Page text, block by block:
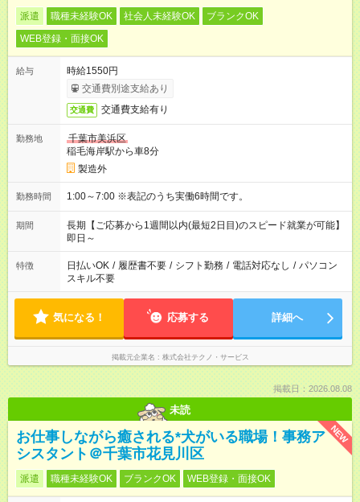
派遣 職種未経験OK 社会人未経験OK
ブランクOK
WEB登録・面接OK
給与
時給1550円
交通費別途支給あり
交通費 交通費支給有り
勤務地
千葉市美浜区
稲毛海岸駅から車8分
製造外
勤務時間 1:00～7:00 ※表記のうち実働6時間です。
期間
長期【ご応募から1週間以内(最短2日目)のスピード就業が可能】
即日～
特徴 日払いOK / 履歴書不要 / シフト勤務 / 電話対応なし / パソコン
スキル不要
気になる！ 応募する 詳細へ
掲載元企業名 株式会社テクノ・サービス
掲載日：2026.08.08
未読
NEW
お仕事しながら癒される*犬がいる職場！事務ア
シスタント＠千葉市花見川区
派遣 職種未経験OK ブランクOK WEB登録・面接OK